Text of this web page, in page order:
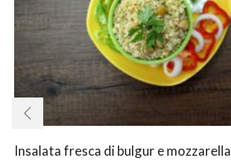
Insalata fresca di bulgur e mozzarella